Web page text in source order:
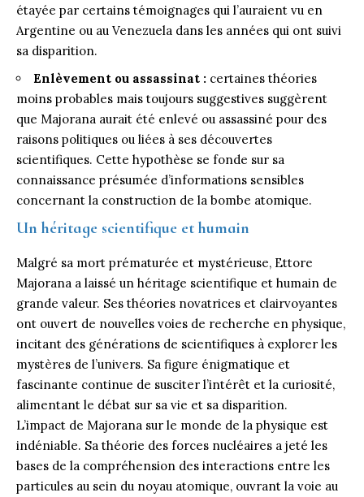
étayée par certains témoignages qui l’auraient vu en
Argentine ou au Venezuela dans les années qui ont suivi
sa disparition.
Enlèvement ou assassinat : certaines théories
moins probables mais toujours suggestives suggèrent
que Majorana aurait été enlevé ou assassiné pour des
raisons politiques ou liées à ses découvertes
scientifiques. Cette hypothèse se fonde sur sa
connaissance présumée d’informations sensibles
concernant la construction de la bombe atomique.
Un héritage scientifique et humain
Malgré sa mort prématurée et mystérieuse, Ettore
Majorana a laissé un héritage scientifique et humain de
grande valeur. Ses théories novatrices et clairvoyantes
ont ouvert de nouvelles voies de recherche en physique,
incitant des générations de scientifiques à explorer les
mystères de l’univers. Sa figure énigmatique et
fascinante continue de susciter l’intérêt et la curiosité,
alimentant le débat sur sa vie et sa disparition.
L’impact de Majorana sur le monde de la physique est
indéniable. Sa théorie des forces nucléaires a jeté les
bases de la compréhension des interactions entre les
particules au sein du noyau atomique, ouvrant la voie au